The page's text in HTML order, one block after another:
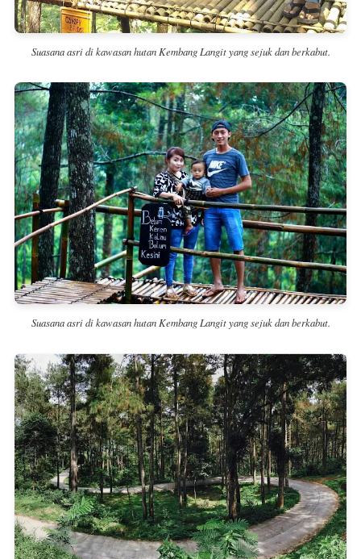
Suasana asri di kawasan hutan Kembang Langit yang sejuk dan berkabut.
Suasana asri di kawasan hutan Kembang Langit yang sejuk dan berkabut.